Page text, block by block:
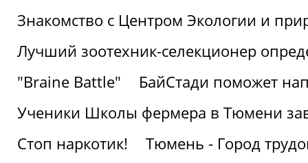
Знакомство с Центром Экологии и
Лучший зоотехник-селекционер
"Braine Battle"
БайСтади поможет
Ученики Школы фермера в Тюмени
Стоп наркотик!
Тюмень - Город